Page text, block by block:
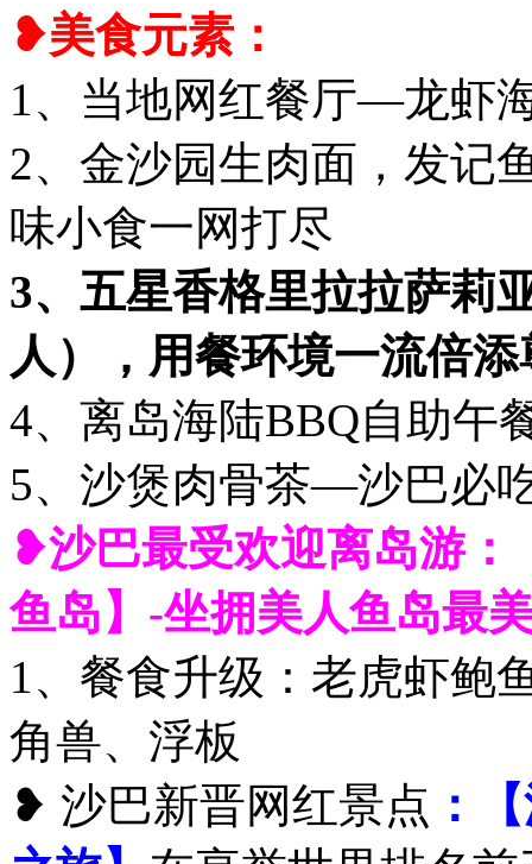
❥美食元素：
1、当地网红餐厅—龙虾
2、金沙园生肉面，发记
味小食一网打尽
3、五星香格里拉拉萨莉
人），用餐环境一流倍
4、离岛海陆BBQ自助午
5、沙煲肉骨茶—沙巴必
❥沙巴最受欢迎离岛游：
鱼岛】-坐拥美人鱼岛最
1、餐食升级：老虎虾鲍
角兽、浮板
❥ 沙巴新晋网红景点 ：